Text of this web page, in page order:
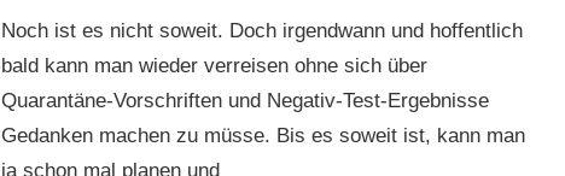
Noch ist es nicht soweit. Doch irgendwann und hoffentlich
bald kann man wieder verreisen ohne sich über
Quarantäne-Vorschriften und Negativ-Test-Ergebnisse
Gedanken machen zu müsse. Bis es soweit ist, kann man
ja schon mal planen und